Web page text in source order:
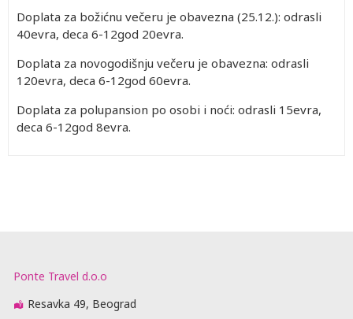
Doplata za božićnu večeru je obavezna (25.12.): odrasli
40evra, deca 6-12god 20evra.
Doplata za novogodišnju večeru je obavezna: odrasli
120evra, deca 6-12god 60evra.
Doplata za polupansion po osobi i noći: odrasli 15evra,
deca 6-12god 8evra.
Ponte Travel d.o.o
Resavka 49, Beograd